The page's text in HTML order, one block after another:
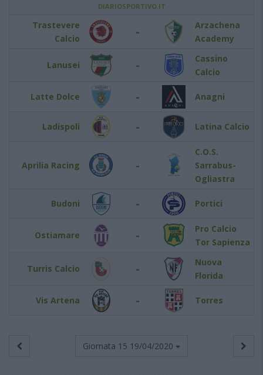
DIARIOSPORTIVO.IT
Trastevere
Calcio
-
Arzachena
Academy
Lanusei -
Cassino
Calcio
Latte Dolce - Anagni
Ladispoli - Latina Calcio
Aprilia Racing -
C.O.S.
Sarrabus-
Ogliastra
Budoni - Portici
Ostiamare -
Pro Calcio
Tor Sapienza
Turris Calcio -
Nuova
Florida
Vis Artena - Torres
Giornata 15 19/04/2020